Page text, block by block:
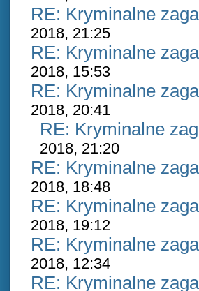
RE: Kryminalne
2018, 21:25
RE: Kryminalne
2018, 15:53
RE: Kryminalne
2018, 20:41
RE: Kryminalne
2018, 21:20
RE: Kryminalne
2018, 18:48
RE: Kryminalne
2018, 19:12
RE: Kryminalne
2018, 12:34
RE: Kryminalne